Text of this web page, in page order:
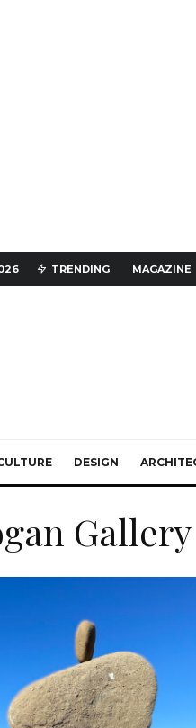
TRENDING MAGAZINE
DESIGN
Gallery